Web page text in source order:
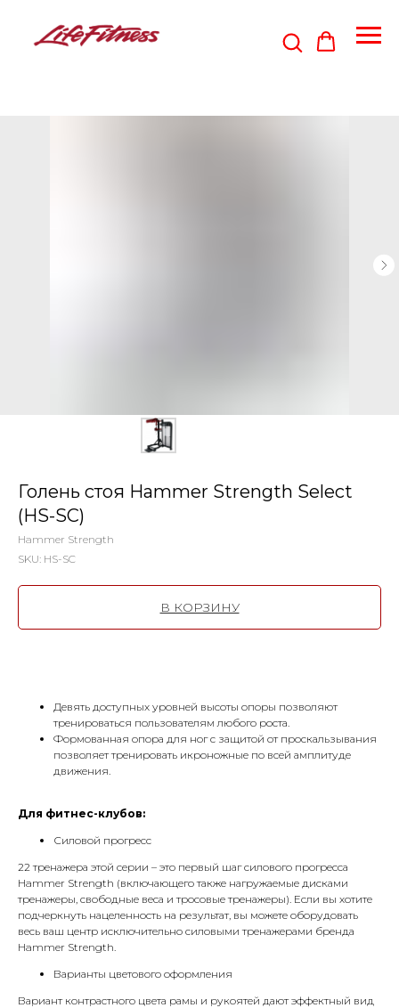
Голень стоя Hammer Strength Select
(HS-SC)
Hammer Strength
SKU: HS-SC
В КОРЗИНУ
Девять доступных уровней высоты опоры позволяют
тренироваться пользователям любого роста.
Формованная опора для ног с защитой от проскальзывания
позволяет тренировать икроножные по всей амплитуде
движения.
Для фитнес-клубов:
Силовой прогресс
22 тренажера этой серии – это первый шаг силового прогресса
Hammer Strength (включающего также нагружаемые дисками
тренажеры, свободные веса и тросовые тренажеры). Если вы хотите
подчеркнуть нацеленность на результат, вы можете оборудовать
весь ваш центр исключительно силовыми тренажерами бренда
Hammer Strength.
Варианты цветового оформления
Вариант контрастного цвета рамы и рукоятей дают эффектный вид